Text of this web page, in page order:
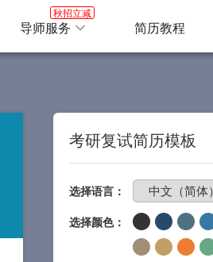
导师服务
秋招立减
简历教程
考研复试简历模板
选择语言：
选择颜色：